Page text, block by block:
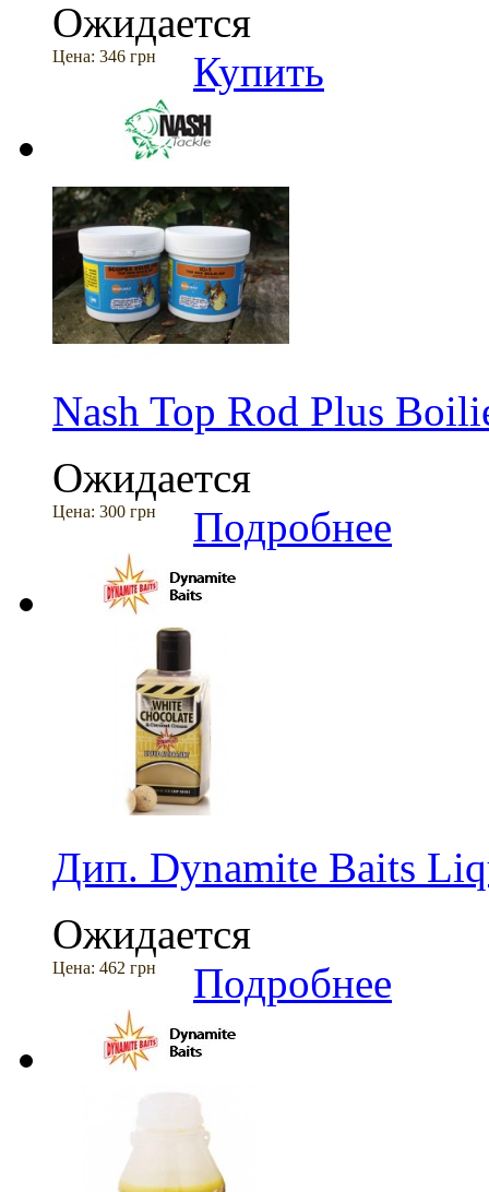
Ожидается
Цена: 346 грн Купить
Nash Top Rod Plus
Ожидается
Цена: 300 грн Подробнее
Дип. Dynamite Baits
Ожидается
Цена: 462 грн Подробнее